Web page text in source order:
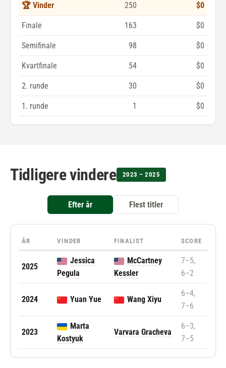
🏆 Vinder 250 $0
Finale 163 $0
Semifinale 98 $0
Kvartfinale 54 $0
2. runde 30 $0
1. runde 1 $0
Tidligere vindere 2023 – 2025
Efter år Flest titler
ÅR VINDER FINALIST SCORE
2025
Jessica
Pegula
McCartney
Kessler
7–5,
6–2
2024 Yuan Yue Wang Xiyu
6–4,
7–6
2023
Marta
Kostyuk
Varvara Gracheva
6–3,
7–5